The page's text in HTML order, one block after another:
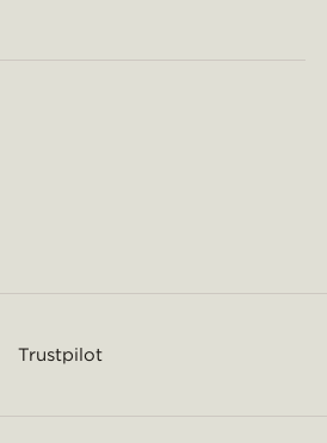
Trustpilot